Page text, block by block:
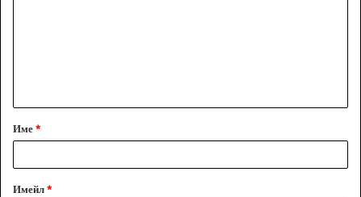
а
р
Име*
Имейл*